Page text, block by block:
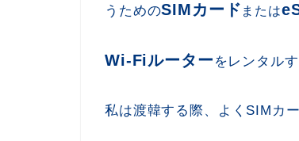
うためのSIMカード または
Wi-Fiルーター をレンタル
私は渡韓する際、よくSIMカ